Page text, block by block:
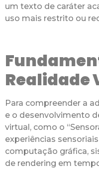
um texto de caráter
uso mais restrito ou
Realidade
Para compreender a
e o desenvolvimento
virtual, como o
experiências
computação gráfica,
de rendering em